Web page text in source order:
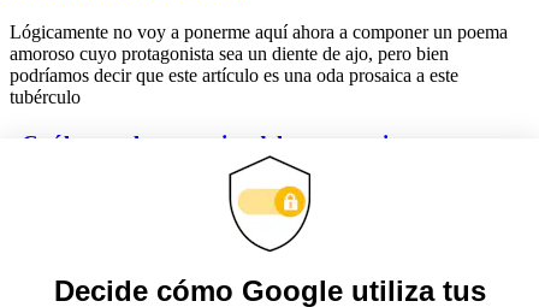
Lógicamente no voy a ponerme aquí ahora a componer un poema
amoroso cuyo protagonista sea un diente de ajo, pero bien
podríamos decir que este artículo es una oda prosaica a este
tubérculo
¿Cuáles son las ventajas del entrenamiento
Son muchas las personas que piensan que el personal trainer es una
figura totalmente innecesario producto de las modas y cuyos
nada más lejos